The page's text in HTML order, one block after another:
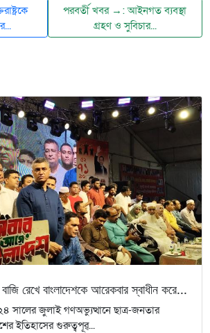
পরবর্তী খবর →: আইনগত ব্যবস্থা
গ্রহণ ও সুবিচার...
রেখে বাংলাদেশকে আরেকবার স্বাধীন করে...
সালের জুলাই গণঅভ্যুত্থানে ছাত্র-জনতার
ইতিহাসের গুরুত্বপূর্...